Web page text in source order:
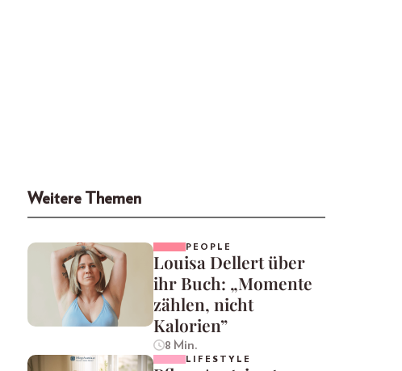
Weitere Themen
PEOPLE
Louisa Dellert über
ihr Buch: „Momente
zählen, nicht
Kalorien”
8 Min.
LIFESTYLE